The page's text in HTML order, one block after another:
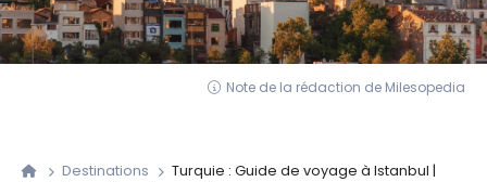
Note de la rédaction de Milesopedia
Destinations
Turquie : Guide de voyage à Istanbul |